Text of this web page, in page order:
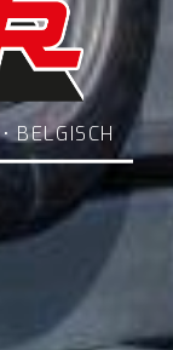
BELGISCH